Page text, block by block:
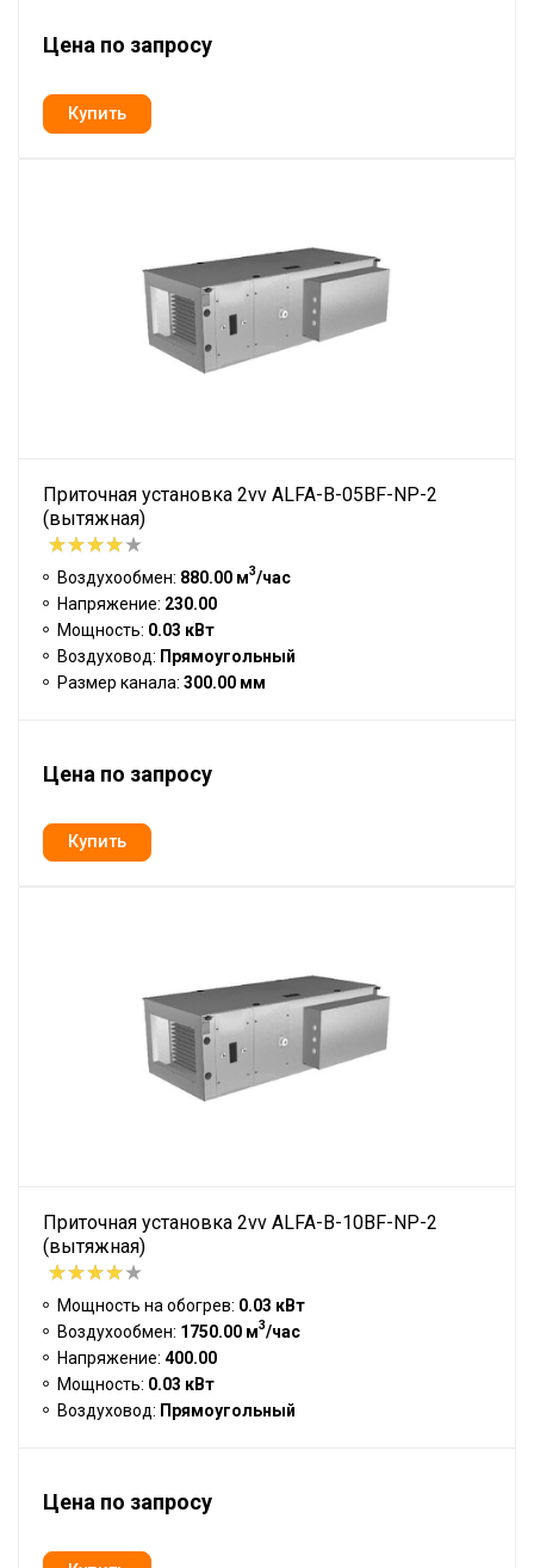
Цена по запросу
Приточная установка 2vv ALFA-B-05BF-NP-2
(вытяжная)
Воздухообмен: 880.00 м3/час
Напряжение: 230.00
Мощность: 0.03 кВт
Воздуховод: Прямоугольный
Размер канала: 300.00 мм
Цена по запросу
Приточная установка 2vv ALFA-B-10BF-NP-2
(вытяжная)
Мощность на обогрев: 0.03 кВт
Воздухообмен: 1750.00 м3/час
Напряжение: 400.00
Мощность: 0.03 кВт
Воздуховод: Прямоугольный
Цена по запросу